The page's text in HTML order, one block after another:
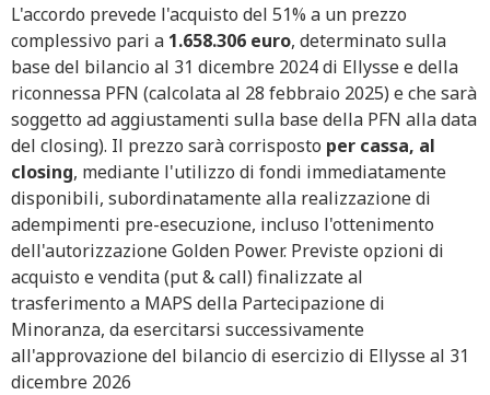
L'accordo prevede l'acquisto del 51% a un prezzo
complessivo pari a 1.658.306 euro, determinato sulla
base del bilancio al 31 dicembre 2024 di Ellysse e della
riconnessa PFN (calcolata al 28 febbraio 2025) e che sarà
soggetto ad aggiustamenti sulla base della PFN alla data
del closing). Il prezzo sarà corrisposto per cassa, al
closing, mediante l'utilizzo di fondi immediatamente
disponibili, subordinatamente alla realizzazione di
adempimenti pre-esecuzione, incluso l'ottenimento
dell'autorizzazione Golden Power. Previste opzioni di
acquisto e vendita (put & call) finalizzate al
trasferimento a MAPS della Partecipazione di
Minoranza, da esercitarsi successivamente
all'approvazione del bilancio di esercizio di Ellysse al 31
dicembre 2026